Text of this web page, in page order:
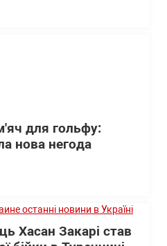
для гольфу:
нова негода
Хасан Закарі став